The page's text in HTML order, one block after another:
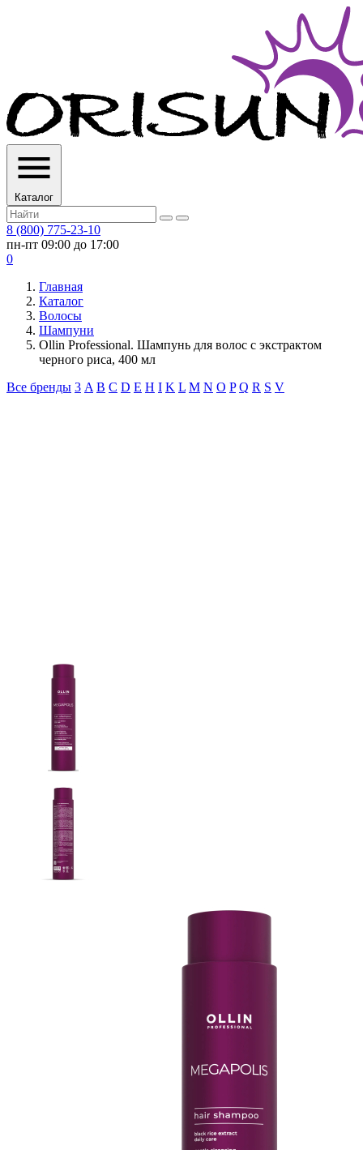
Каталог
8 (800) 775-23-10
пн-пт 09:00 до 17:00
0
Главная
Каталог
Волосы
Шампуни
Ollin Professional. Шампунь для волос с экстрактом
черного риса, 400 мл
Все бренды 3 A B C D E H I K L M N O P Q R S V